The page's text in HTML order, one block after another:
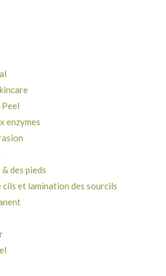
enzymes
des pieds
cils et lamination des sourcils